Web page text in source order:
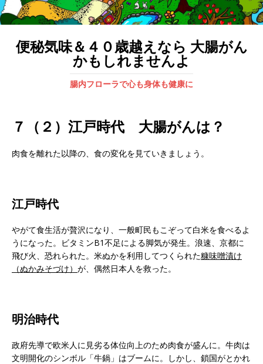
便秘気味＆４０歳越えなら 大腸がん
かもしれませんよ
腸内フローラで心も身体も健康に
７（２）江戸時代 大腸がんは？
肉食を離れた以降の、食の変化を見ていきましょう。
江戸時代
やがて食生活が贅沢になり、一般町民もこぞって白米を食べるよ
うになった。ビタミンB1不足による脚気が発生。浪速、京都に
飛び火、恐れられた。米ぬかを利用してつくられた糠味噌漬け
（ぬかみそづけ） が、偶然日本人を救った。
明治時代
政府先導で欧米人に見劣る体位向上のため肉食が盛んに。牛肉は
文明開化のシンボル「牛鍋」はブームに。しかし、鎖国がとかれ